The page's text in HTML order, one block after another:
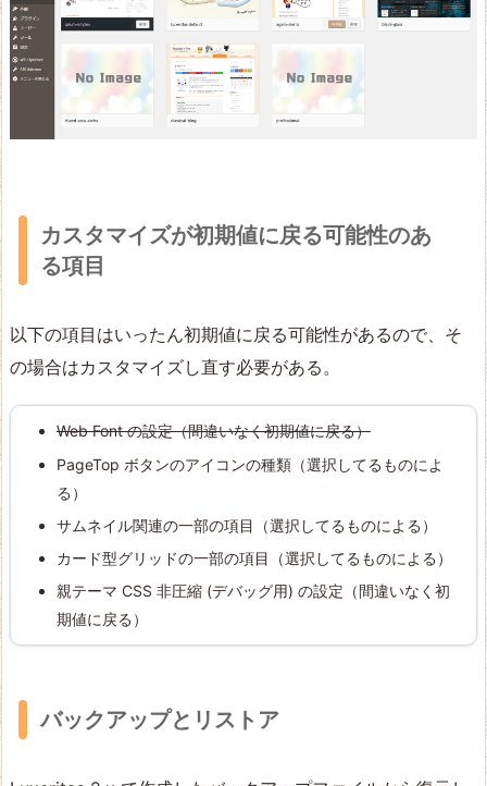
カスタマイズが初期値に戻る可能性のあ
る項目
以下の項目はいったん初期値に戻る可能性があるので、そ
の場合はカスタマイズし直す必要がある。
Web Font の設定（間違いなく初期値に戻る）
PageTop ボタンのアイコンの種類（選択してるものによ
る）
サムネイル関連の一部の項目（選択してるものによる）
カード型グリッドの一部の項目（選択してるものによる）
親テーマ CSS 非圧縮 (デバッグ用) の設定（間違いなく初
期値に戻る）
バックアップとリストア